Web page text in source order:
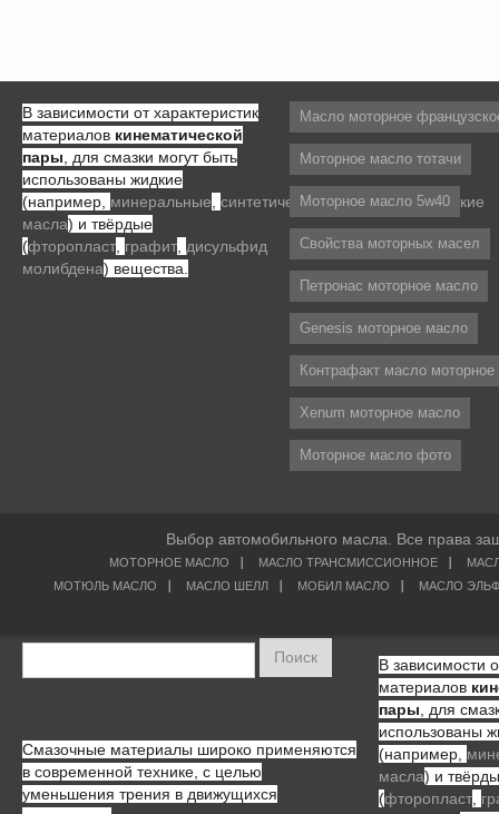
В зависимости от характеристик
материалов кинематической
пары , для смазки могут быть
использованы жидкие
(например, минеральные синтетическиеиполусинтетические
масла) и твёрдые
(фторопласт графит дисульфид
молибдена) вещества.
Масло моторное
Моторное масло тотачи
Моторное масло 5w40
Свойства моторных масел
Петронас моторное масло
Genesis моторное масло
Контрафакт масло моторное
Xenum моторное масло
Моторное масло фото
Выбор автомобильного масла. Все права
МОТОРНОЕ МАСЛО МАСЛО ТРАНСМИССИОННОЕ
МОТЮЛЬ МАСЛО
МАСЛО ШЕЛЛ МОБИЛ МАСЛО МАСЛО ЭЛЬФ
Поиск
Смазочные материалы широко применяются
в современной технике, с целью
уменьшения трения в движущихся
В зависимости
материалов
пары , для
использованы
(например,
масла) и
(фторопласт